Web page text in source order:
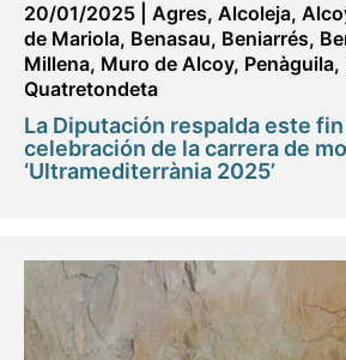
20/01/2025 Agres, Alcoleja,
de Mariola, Benasau, Beniarrés,
Millena, Muro de Alcoy, Penàguila,
Quatretondeta
La Diputación respalda este
celebración de la carrera de
‘Ultramediterrània 2025’